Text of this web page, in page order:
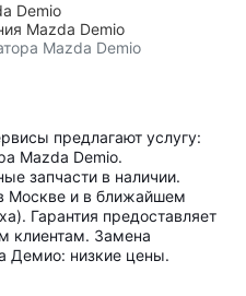
Demio
Mazda Demio
Mazda Demio
предлагают услугу:
Mazda Demio.
запчасти в наличии.
Москве и в ближайшем
Гарантия предоставляет
клиентам. Замена
Демио: низкие цены.